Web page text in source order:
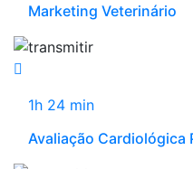
Marketing Veterinário
1h 24 min
Avaliação Cardiológica